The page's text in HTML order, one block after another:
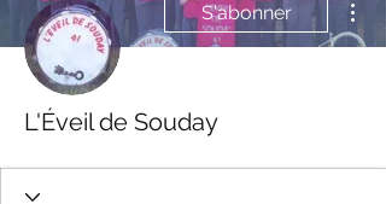
S'abonner
L'Éveil de Souday